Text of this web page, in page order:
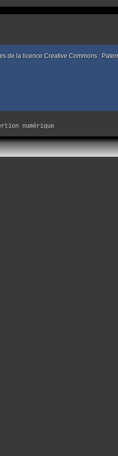
de la licence Creative Commons :
numérique